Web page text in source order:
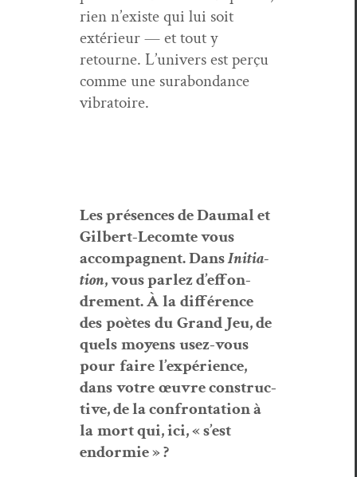
rien n’existe qui lui soit
extérieur — et tout y
retourne. L’univers est perçu
comme une surabon­dance
vibratoire.
Les présencesde Dau­mal et
Gilbert-Lecomte vous
accom­pa­g­nent. DansIni­ti­a­
tion, vous par­lez d’ef­fon­
drement.Àladif­férence
despoètesduGrand Jeu,de
quelsmoyensusez-vous
pour fairel’expéri­ence,
dansvotreœuvrecon­struc­
tive, de la con­fronta­tionà
lamortqui, ici, « s’est
endormie » ?